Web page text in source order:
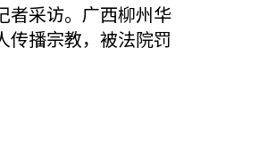
者采访。广西柳州华
传播宗教，被法院罚